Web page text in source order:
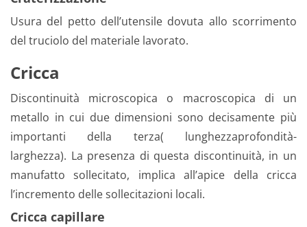
Usura del petto dell’utensile dovuta allo scorrimento
del truciolo del materiale lavorato.
Cricca
Discontinuità microscopica o macroscopica di un
metallo in cui due dimensioni sono decisamente più
importanti della terza( lunghezzaprofondità-
larghezza). La presenza di questa discontinuità, in un
manufatto sollecitato, implica all’apice della cricca
l’incremento delle sollecitazioni locali.
Cricca capillare